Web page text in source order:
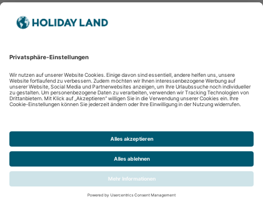
18. Änderung der Datenschutzerklärung
Da sich auf Grund des technischen Fortschritts und
Verarbeitungsverfahren ändern/weiterentwickeln können
behalten wir uns vor, dievorliegende
Datenschutzerklärung gemäß den neuen technischen
deshalb unsere Datenschutzerklärung von Zeit zu Zeit zu
überprüfen. Sollten Sie mit den im Verlaufe der Zeit
auftretendenWeiterentwicklungen nicht einverstanden
sein, so können Sie schriftlich, gemäß Art 17
Löschung der Daten, die nicht auf Grundlage anderer